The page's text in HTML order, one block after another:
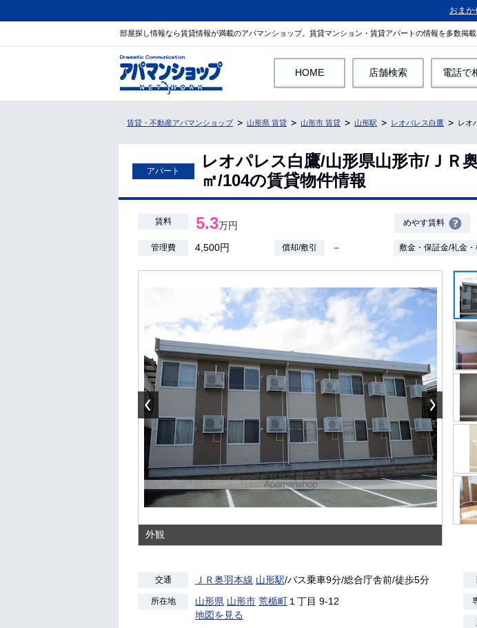
おまか
部屋探し情報なら賃貸情報が満載のアパマンショップ。賃貸マンション・賃貸アパートの情報を多数掲載
HOME 店舗検索 電話で
賃貸・不動産アパマンショップ 山形県 賃貸 山形市 賃貸 山形駅 レオパレス白鷹 レオ
アパート
レオパレス白鷹/山形県山形市/ＪＲ
㎡/104の賃貸物件情報
賃料 5.3万円 めやす賃料
管理費 4,500円 償却/敷引 － 敷金・保証金/礼金
外観
交通 ＪＲ奥羽本線 山形駅/バス乗車9分/総合庁舎前/徒歩5分
所在地 山形県 山形市 荒楯町１丁目 9-12
地図を見る